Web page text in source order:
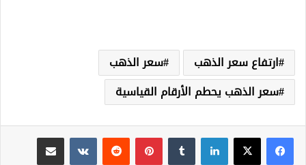
ارتفاع سعر الذهب
سعر الذهب
سعر الذهب يحطم الأرقام القياسية
لينكدإن بينتيريست